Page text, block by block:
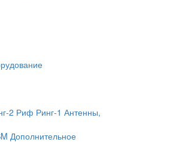
2 Риф Ринг-1 Антенны,
Дополнительное